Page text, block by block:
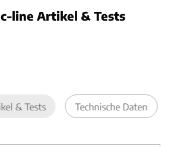
line Artikel & Tests
& Tests Technische Daten